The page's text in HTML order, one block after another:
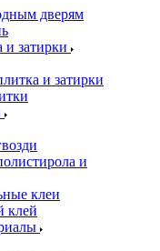
дверям
и затирки
и затирки
и
клеи
клей